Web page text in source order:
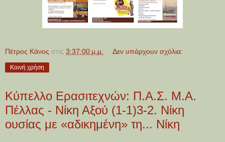
Πέτρος Κάνος στις 3:37:00 μ.μ. Δεν υπάρχουν σχόλια:
Κοινή χρήση
Κύπελλο Ερασιτεχνών: Π.Α.Σ. Μ.Α.
Πέλλας - Νίκη Αξού (1-1)3-2. Νίκη
ουσίας με «αδικημένη» τη... Νίκη